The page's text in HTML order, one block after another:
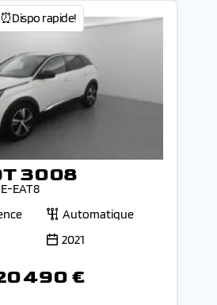
⏰Dispo rapide!
3008
EAT8
Automatique
2021
490 €